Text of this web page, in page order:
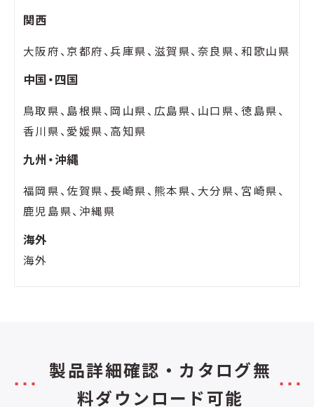
関西
大阪府、京都府、兵庫県、滋賀県、奈良県、和歌山県
中国・四国
鳥取県、島根県、岡山県、広島県、山口県、徳島県、
香川県、愛媛県、高知県
九州・沖縄
福岡県、佐賀県、長崎県、熊本県、大分県、宮崎県、
鹿児島県、沖縄県
海外
海外
製品詳細確認・カタログ無
料ダウンロード可能